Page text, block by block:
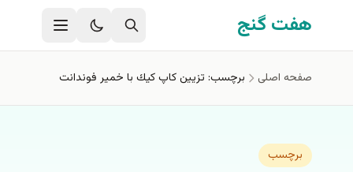
رفتن به محتوای اصلی
هفت گنج
صفحه اصلی برچسب: تزيين كاپ كيك با خمير فوندانت
برچسب